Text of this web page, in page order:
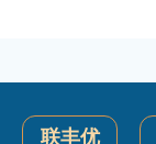
联丰优